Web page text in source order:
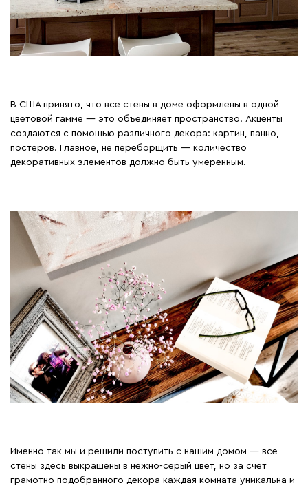
В США принято, что все стены в доме оформлены в одной
цветовой гамме — это объединяет пространство. Акценты
создаются с помощью различного декора: картин, панно,
постеров. Главное, не переборщить — количество
декоративных элементов должно быть умеренным.
Именно так мы и решили поступить с нашим домом — все
стены здесь выкрашены в нежно-серый цвет, но за счет
грамотно подобранного декора каждая комната уникальна и